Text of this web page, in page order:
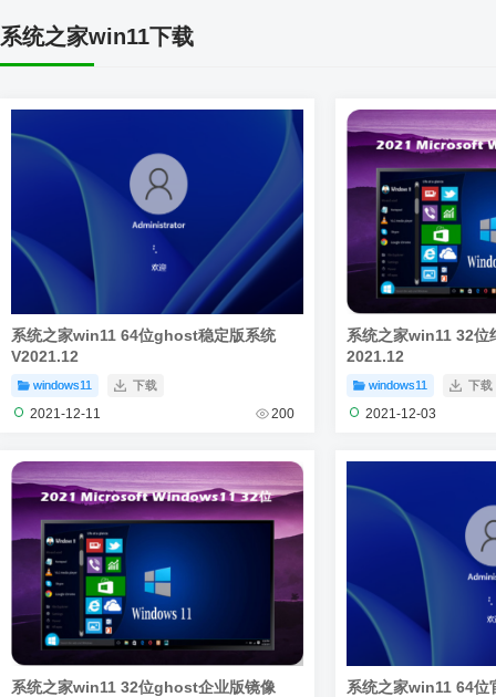
系统之家win11下载
系统之家win11 64位ghost稳定版系统
V2021.12
windows11 下载
2021-12-11 200
系统之家win11 32位
2021.12
windows11 下载
2021-12-03
系统之家win11 32位ghost企业版镜像
系统之家win11 64位